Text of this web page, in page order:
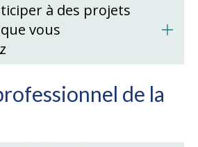
à des projets
vous
de la